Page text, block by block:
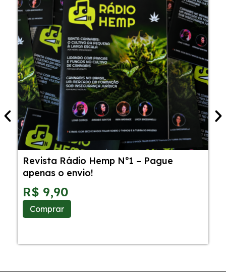
Revista Rádio Hemp Nº1 – Pague
apenas o envio!
R$ 9,90
Comprar